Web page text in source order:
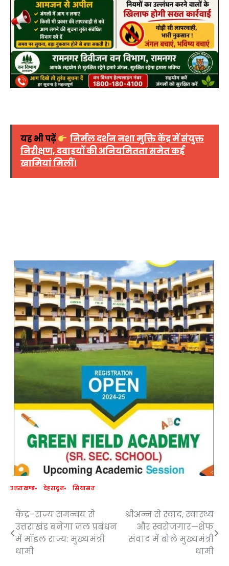
यह भी पढ़ें
निर्मल दर्शन नशा मुक्ति केंद्र में संयुक्त
निरीक्षण, दवाइयों की अनियमितता समेत कई
खामियां मिलीं।
उत्तराखण्ड देहरादून सियासत
Post
navigation
केंद्र–राज्य समन्वय से
उत्तराखंड बनेगा जल प्रबंधन
में मॉडल राज्य: मुख्यमंत्री
धामी
श्रीअन्न से स्वाद, स्वास्थ्य
और स्वरोजगार—शेफ
संवाद में बोले मुख्यमंत्री
धामी